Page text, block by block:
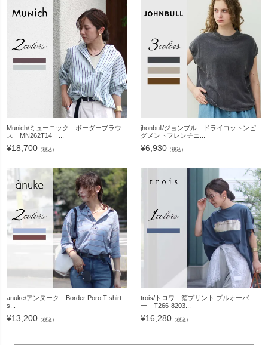
Munich/ミューニック ボーダーブラウ
ス MN262T14 ...
¥18,700 （税込）
jhonbull/ジョンブル ドライコットンピ
グメントフレンチニ...
¥6,930 （税込）
anuke/アンヌーク Border Poro T-shirt
s...
¥13,200 （税込）
trois/トロワ 箔プリント プルオーバ
ー T266-8203...
¥16,280 （税込）